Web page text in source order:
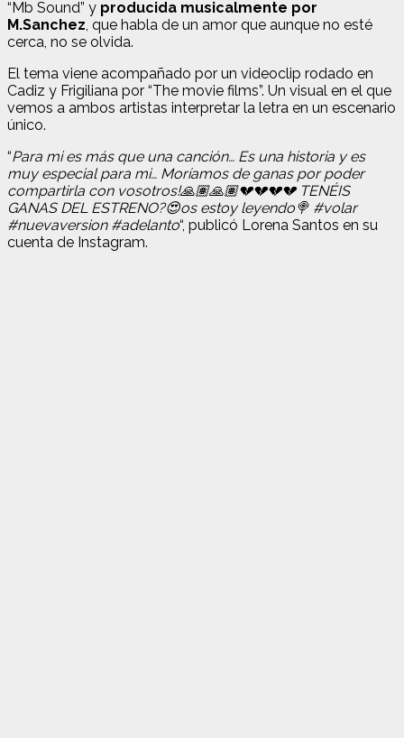
“Mb Sound” y producida musicalmente por
M.Sanchez, que habla de un amor que aunque no esté
cerca, no se olvida.
El tema viene acompañado por un videoclip rodado en
Cadiz y Frigiliana por “The movie films”. Un visual en el que
vemos a ambos artistas interpretar la letra en un escenario
único.
“Para mi es más que una canción… Es una historia y es
muy especial para mi… Moríamos de ganas por poder
compartirla con vosotros!🙏🏽🙏🏽💔💔💔💔 TENÉIS
GANAS DEL ESTRENO?😍os estoy leyendo🍭 #volar
#nuevaversion #adelanto“, publicó Lorena Santos en su
cuenta de Instagram.